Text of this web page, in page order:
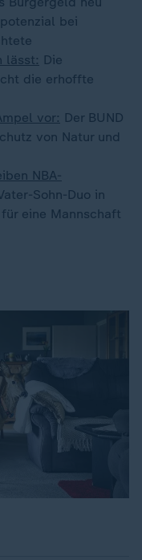
bei
lässt: Die
die erhoffte
vor: Der BUND
von Natur und
NBA-
Sohn-Duo in
eine Mannschaft